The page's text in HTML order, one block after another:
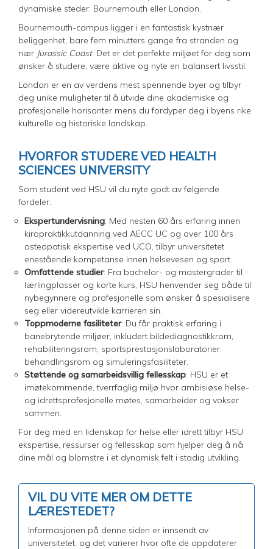
dynamiske steder: Bournemouth eller London.
Bournemouth-campus ligger i en fantastisk kystnær
beliggenhet, bare fem minutters gange fra stranden og
nær Jurassic Coast. Det er det perfekte miljøet for deg som
ønsker å studere, være aktive og nyte en balansert livsstil.
London er en av verdens mest spennende byer og tilbyr
deg unike muligheter til å utvide dine akademiske og
profesjonelle horisonter mens du fordyper deg i byens rike
kulturelle og historiske landskap.
HVORFOR STUDERE VED HEALTH
SCIENCES UNIVERSITY
Som student ved HSU vil du nyte godt av følgende
fordeler:
Ekspertundervisning: Med nesten 60 års erfaring innen
kiropraktikkutdanning ved AECC UC og over 100 års
osteopatisk ekspertise ved UCO, tilbyr universitetet
enestående kompetanse innen helsevesen og sport.
Omfattende studier: Fra bachelor- og mastergrader til
lærlingplasser og korte kurs, HSU henvender seg både til
nybegynnere og profesjonelle som ønsker å spesialisere
seg eller videreutvikle karrieren sin.
Toppmoderne fasiliteter: Du får praktisk erfaring i
banebrytende miljøer, inkludert bildediagnostikkrom,
rehabiliteringsrom, sportsprestasjonslaboratorier,
behandlingsrom og simuleringsfasiliteter.
Støttende og samarbeidsvillig fellesskap: HSU er et
imøtekommende, tverrfaglig miljø hvor ambisiøse helse-
og idrettsprofesjonelle møtes, samarbeider og vokser
sammen.
For deg med en lidenskap for helse eller idrett tilbyr HSU
ekspertise, ressurser og fellesskap som hjelper deg å nå
dine mål og blomstre i et dynamisk felt i stadig utvikling.
VIL DU VITE MER OM DETTE
LÆRESTEDET?
Informasjonen på denne siden er innsendt av
universitetet, og det varierer hvor ofte de oppdaterer